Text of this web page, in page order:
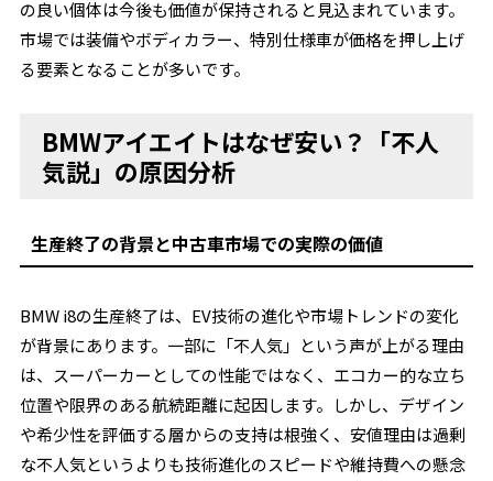
の良い個体は今後も価値が保持されると見込まれています。
市場では装備やボディカラー、特別仕様車が価格を押し上げ
る要素となることが多いです。
BMWアイエイトはなぜ安い？「不人
気説」の原因分析
生産終了の背景と中古車市場での実際の価値
BMW i8の生産終了は、EV技術の進化や市場トレンドの変化
が背景にあります。一部に「不人気」という声が上がる理由
は、スーパーカーとしての性能ではなく、エコカー的な立ち
位置や限界のある航続距離に起因します。しかし、デザイン
や希少性を評価する層からの支持は根強く、安値理由は過剰
な不人気というよりも技術進化のスピードや維持費への懸念